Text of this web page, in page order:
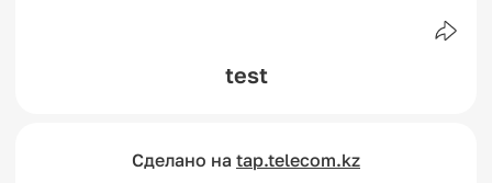
test
Сделано на tap.telecom.kz